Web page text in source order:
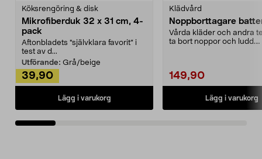
Köksrengöring & disk
Mikrofiberduk 32 x 31 cm, 4-
pack
Aftonbladets "självklara favorit” i
test av d...
Utförande: Grå/beige
39,90
Lägg i varukorg
Klädvård
Noppborttagare
Vårda kläder och andra
ta bort noppor och ludd.
149,90
Lägg i varukorg